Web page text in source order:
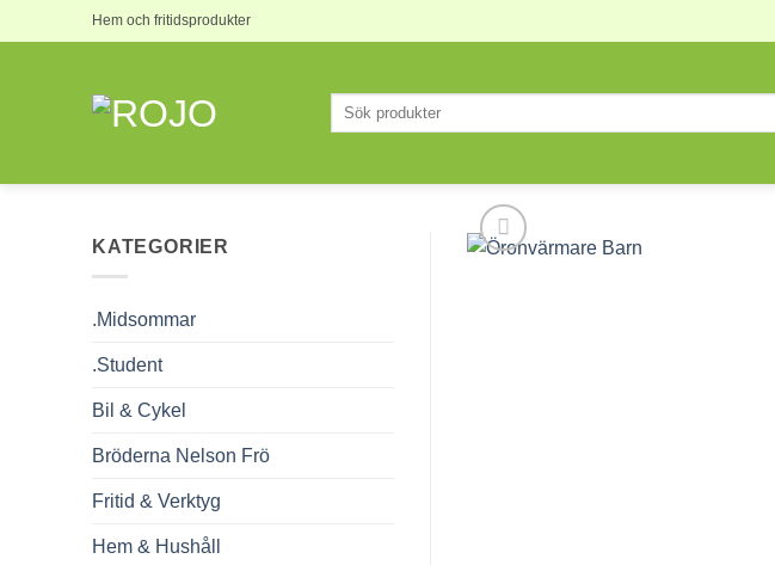
to
Hem och fritidsprodukter
Sök
KATEGORIER
.Midsommar
.Student
Bil & Cykel
Bröderna Nelson Frö
Fritid & Verktyg
Hem & Hushåll